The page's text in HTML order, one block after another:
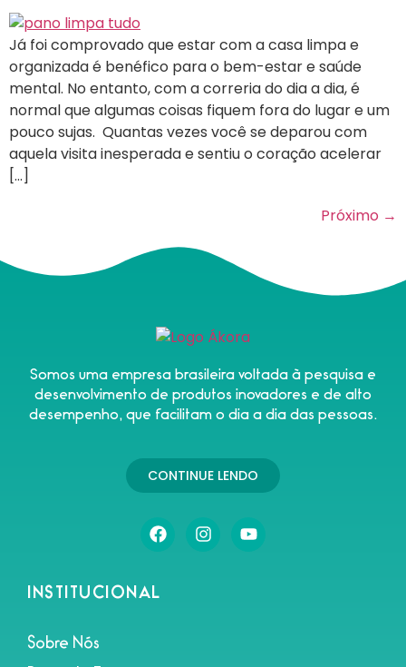
Já foi comprovado que estar com a casa limpa e
organizada é benéfico para o bem-estar e saúde
mental. No entanto, com a correria do dia a dia, é
normal que algumas coisas fiquem fora do lugar e um
pouco sujas. Quantas vezes você se deparou com
aquela visita inesperada e sentiu o coração acelerar
[…]
Próximo →
Somos uma empresa brasileira voltada à pesquisa e
desenvolvimento de produtos inovadores e de alto
desempenho, que facilitam o dia a dia das pessoas.
CONTINUE LENDO
INSTITUCIONAL
Sobre Nós